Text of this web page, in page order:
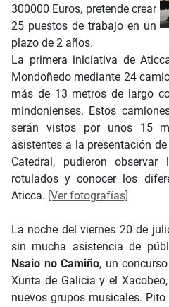
300000 Euros, pretende crear
25 puestos de trabajo en un
plazo de 2 años.
La primera iniciativa de
Mondoñedo mediante 24
más de 13 metros de largo
mindonienses. Estos
serán vistos por unos 15
asistentes a la presentación
Catedral, pudieron
rotulados y conocer los
Aticca. [Ver fotografías]
La noche del viernes 20 de
sin mucha asistencia de
Nsaio no Camiño, un
Xunta de Galicia y el
nuevos grupos musicales.